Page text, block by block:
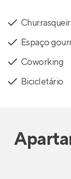
Espaço
Coworking
Bicicletário